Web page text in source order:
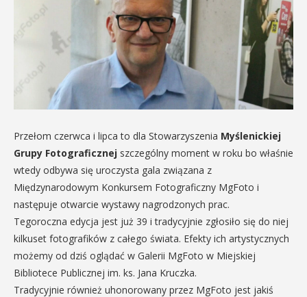
Przełom czerwca i lipca to dla Stowarzyszenia Myślenickiej
Grupy Fotograficznej szczególny moment w roku bo właśnie
wtedy odbywa się uroczysta gala związana z
Międzynarodowym Konkursem Fotograficzny MgFoto i
następuje otwarcie wystawy nagrodzonych prac.
Tegoroczna edycja jest już 39 i tradycyjnie zgłosiło się do niej
kilkuset fotografików z całego świata. Efekty ich artystycznych
możemy od dziś oglądać w Galerii MgFoto w Miejskiej
Bibliotece Publicznej im. ks. Jana Kruczka.
Tradycyjnie również uhonorowany przez MgFoto jest jakiś